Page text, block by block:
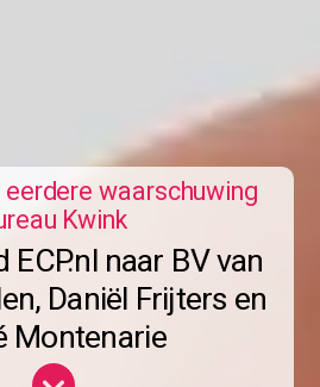
waarschuwing
Kwink
ECP.nl naar BV van
Daniël Frijters en
Montenarie